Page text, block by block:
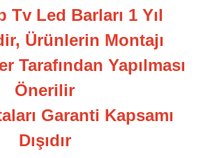
Tv Led Barları 1 Yıl
Ürünlerin Montajı
Tarafından Yapılması
Önerilir
Garanti Kapsamı
Dışıdır